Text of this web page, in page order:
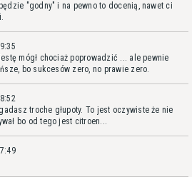
"godny" i na pewno to docenią, nawet ci
mógł chociaż poprowadzić ... ale pewnie
bo sukcesów zero, no prawie zero.
troche głupoty. To jest oczywiste że nie
bo od tego jest citroen...